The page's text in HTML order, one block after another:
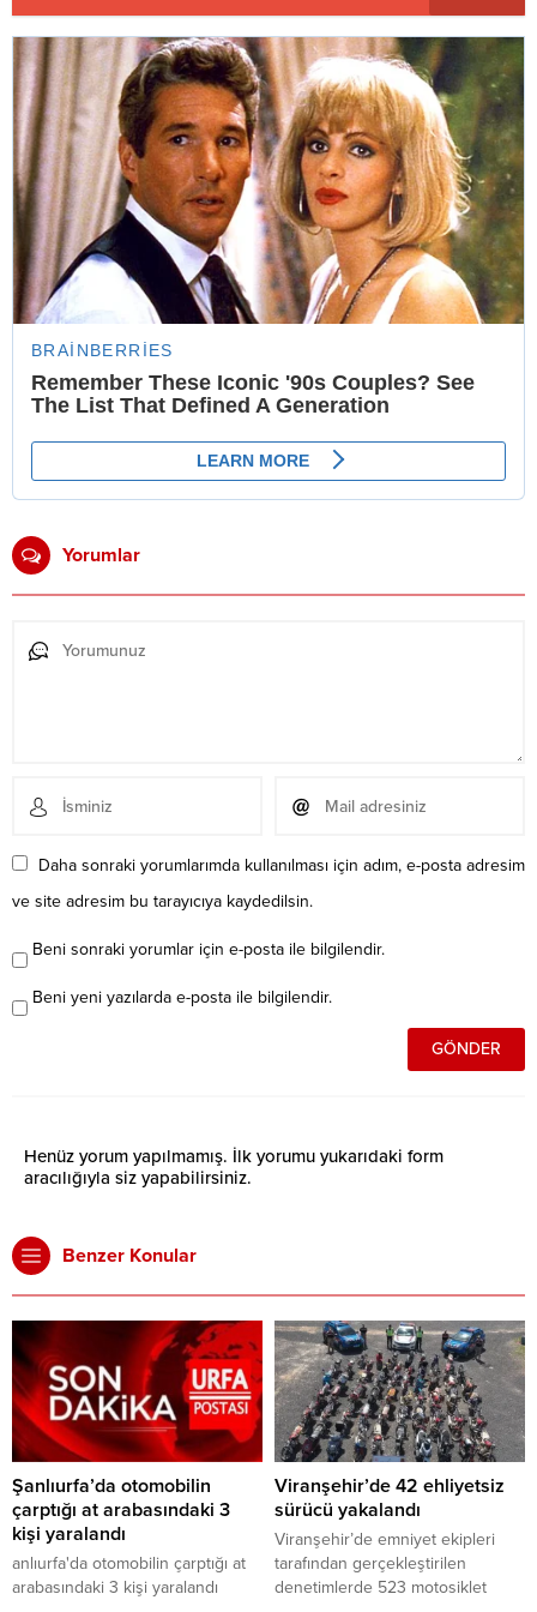
Yorumlar
Daha sonraki yorumlarımda kullanılması için adım, e-posta adresim
ve site adresim bu tarayıcıya kaydedilsin.
Beni sonraki yorumlar için e-posta ile bilgilendir.
Beni yeni yazılarda e-posta ile bilgilendir.
Henüz yorum yapılmamış. İlk yorumu yukarıdaki form
aracılığıyla siz yapabilirsiniz.
Benzer Konular
Şanlıurfa’da otomobilin
çarptığı at arabasındaki 3
kişi yaralandı
anlıurfa'da otomobilin çarptığı at
arabasındaki 3 kişi yaralandı
Viranşehir’de 42 ehliyetsiz
sürücü yakalandı
Viranşehir’de emniyet ekipleri
tarafından gerçekleştirilen
denetimlerde 523 motosiklet